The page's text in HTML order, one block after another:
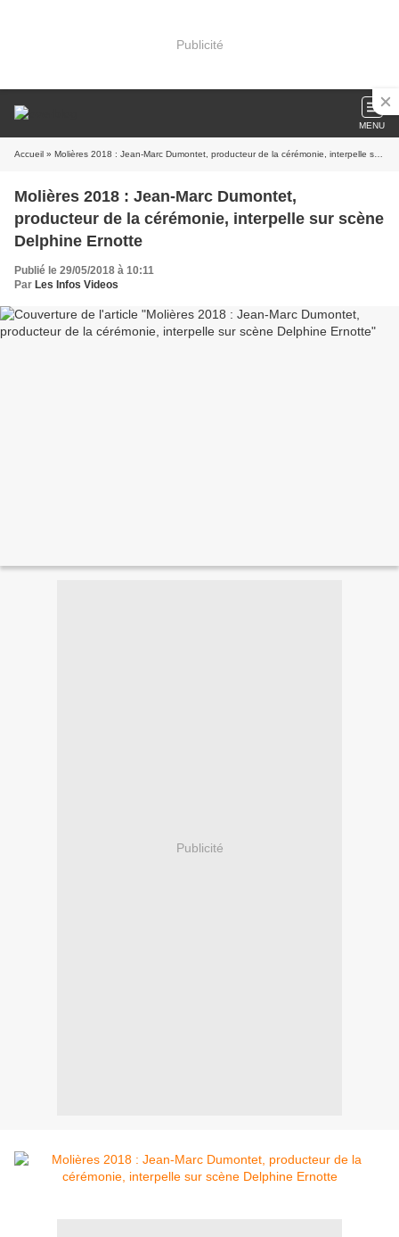
Publicité
MENU
Accueil » Molières 2018 : Jean-Marc Dumontet, producteur de la cérémonie, interpelle sur scène Delphine Ernotte
Molières 2018 : Jean-Marc Dumontet,
producteur de la cérémonie, interpelle sur scène
Delphine Ernotte
Publié le 29/05/2018 à 10:11
Par Les Infos Videos
Publicité